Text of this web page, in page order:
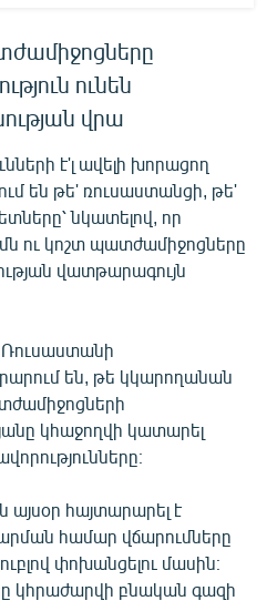
ունեն
վրա
է'լ ավելի խորացող
են թե' ռուսաստանցի, թե'
նկատելով, որ
ու կոշտ պատժամիջոցները
վատթարագույն
Ռուսաստանի
են, թե կկարողանան
կհաջողվի կատարել
հայտարարել է
համար վճարումները
փոխանցելու մասին։
կհրաժարվի բնական գազի